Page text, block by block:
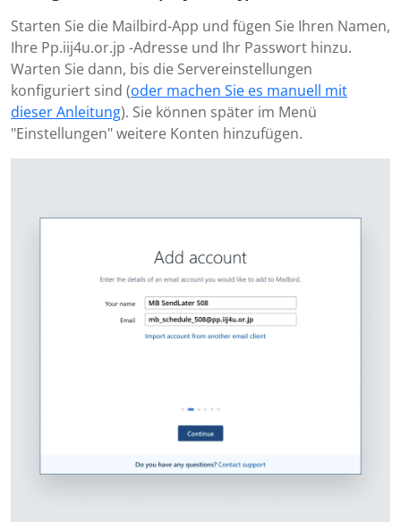
Starten Sie die Mailbird-App und fügen Sie Ihren Namen,
Ihre Pp.iij4u.or.jp -Adresse und Ihr Passwort hinzu.
Warten Sie dann, bis die Servereinstellungen
konfiguriert sind (oder machen Sie es manuell mit
dieser Anleitung). Sie können später im Menü
"Einstellungen" weitere Konten hinzufügen.